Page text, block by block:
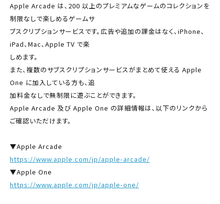
Apple Arcade は、200 以上のプレミアムなゲームのコレクションを
制限なしで楽しめるゲームサ
ブスクリプションサービスです。広告や追加の課金はなく、iPhone、
iPad、Mac、Apple TV で楽
しめます。
また、複数のサブスクリプションサービスがまとめて使える Apple
One に加入している方も、追
加料金なしで無制限に遊ぶことができます。
Apple Arcade 及び Apple One の詳細情報は、以下のリンクから
ご確認いただけます。
▼Apple Arcade
https://www.apple.com/jp/apple-arcade/
▼Apple One
https://www.apple.com/jp/apple-one/